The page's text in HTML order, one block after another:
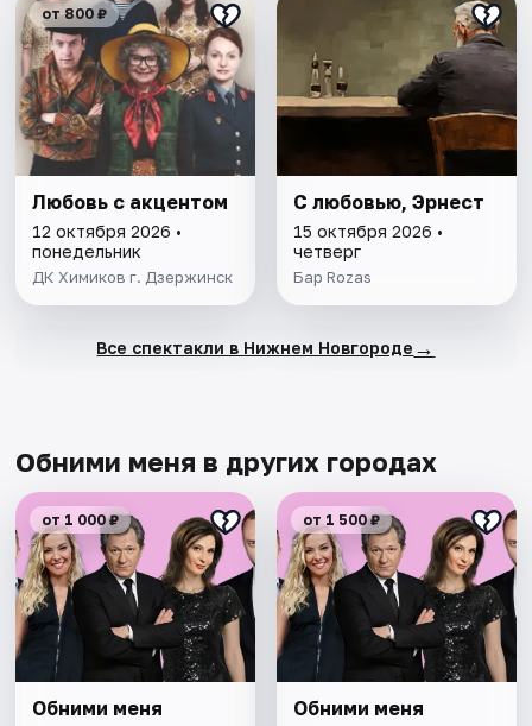
от 800 ₽
Любовь с акцентом
12 октября 2026 •
понедельник
ДК Химиков г. Дзержинск
С любовью, Эрнест
15 октября 2026 •
четверг
Бар Rozas
Все спектакли в Нижнем Новгороде →
Обними меня в других городах
от 1 000 ₽
Обними меня
от 1 500 ₽
Обними меня